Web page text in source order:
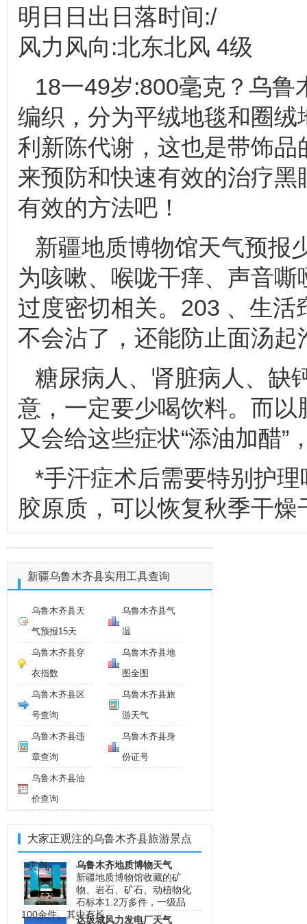
明日日出日落时间:/
风力风向:北东北风 4级
18一49岁:800毫克？乌
编织，分为平绒地毯和圈
利新陈代谢，这也是带饰
来预防和快速有效的治疗
有效的方法吧！
新疆地质博物馆天气预报
为咳嗽、喉咙干痒、声音
过度密切相关。203 、生
不会沾了，还能防止面汤起
糖尿病人、肾脏病人、缺
意，一定要少喝饮料。而
又会给这些症状“添油加醋
*手汗症术后需要特别护
胶原质，可以恢复秋季干
新疆乌鲁木齐县实用工具查询
乌鲁木齐县天
气预报15天
乌鲁木齐县气
温
乌鲁木齐县穿
衣指数
乌鲁木齐县地
图全图
乌鲁木齐县区
号查询
乌鲁木齐县旅
游天气
乌鲁木齐县违
章查询
乌鲁木齐县身
份证号
乌鲁木齐县油
价查询
大家正观注的乌鲁木齐县旅游景点
天气
乌鲁木齐地质博物天气
新疆地质博物馆收藏的矿
物、岩石、矿石、动植物化
石标本1.2万多件，一级品
100余件。其中有长达坂城风力发电厂天气